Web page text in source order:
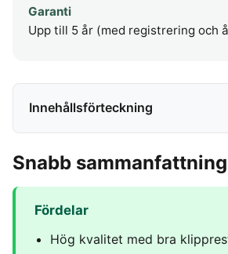
Garanti
Upp till 5 år (med registrering och
Innehållsförteckning
Snabb sammanfattning
Fördelar
Hög kvalitet med bra